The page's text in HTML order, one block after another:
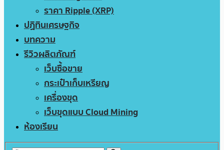
ราคา Ripple (XRP)
ปฏิทินเศรษฐกิจ
บทความ
รีวิวผลิตภัณฑ์
เว็บซื้อขาย
กระเป๋าเก็บเหรียญ
เครื่องขุด
เว็บขุดแบบ Cloud Mining
ห้องเรียน